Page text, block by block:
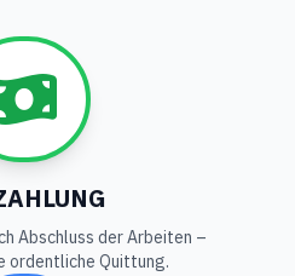
Abschluss der Arbeiten –
ordentliche Quittung.